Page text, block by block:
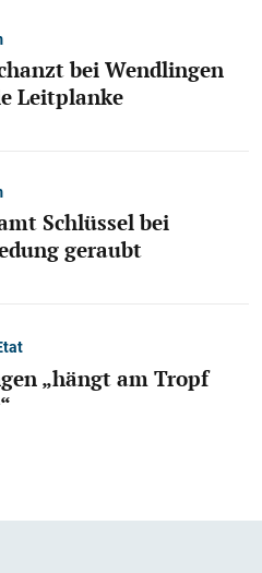
bei Wendlingen
Leitplanke
Schlüssel bei
geraubt
„hängt am Tropf